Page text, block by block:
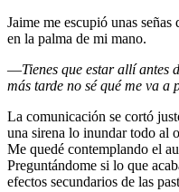
Jaime me escupió unas
en la palma de mi mano.
—Tienes que estar allí antes
más tarde no sé qué me va a
La comunicación se cortó
una sirena lo inundar todo al
Me quedé contemplando el
Preguntándome si lo que
efectos secundarios de las